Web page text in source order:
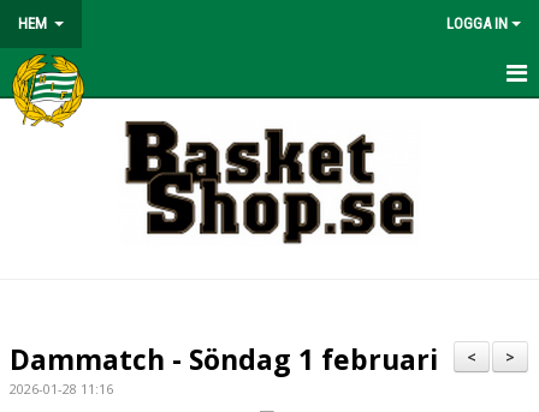
HEM LOGGA IN
HEM
KALENDER
>
<
Dammatch - Söndag 1 februari
2026-01-28 11:16